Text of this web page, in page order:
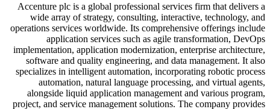
Accenture plc is a global professional services firm that delivers a
wide array of strategy, consulting, interactive, technology, and
operations services worldwide. Its comprehensive offerings include
application services such as agile transformation, DevOps
implementation, application modernization, enterprise architecture,
software and quality engineering, and data management. It also
specializes in intelligent automation, incorporating robotic process
automation, natural language processing, and virtual agents,
alongside liquid application management and various program,
project, and service management solutions. The company provides